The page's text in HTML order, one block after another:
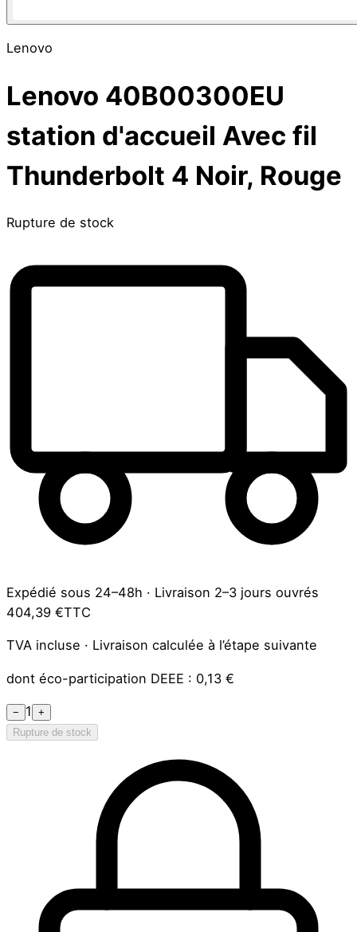
Lenovo
Lenovo 40B00300EU
station d'accueil Avec fil
Thunderbolt 4 Noir, Rouge
Rupture de stock
Expédié sous 24–48h · Livraison 2–3 jours ouvrés
404,39 €TTC
TVA incluse · Livraison calculée à l’étape suivante
dont éco-participation DEEE : 0,13 €
− 1
+
Rupture de stock